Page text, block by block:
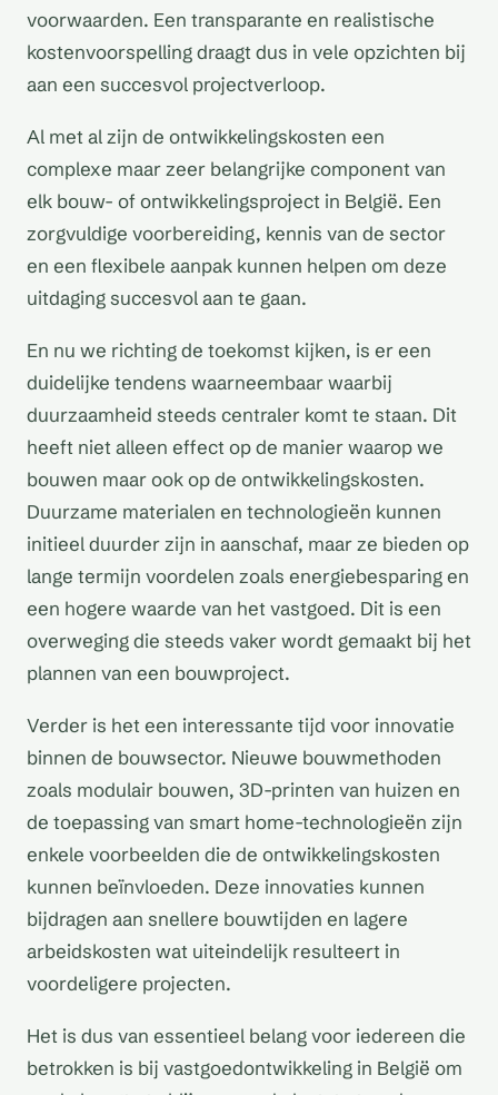
voorwaarden. Een transparante en realistische
kostenvoorspelling draagt dus in vele opzichten bij
aan een succesvol projectverloop.
Al met al zijn de ontwikkelingskosten een
complexe maar zeer belangrijke component van
elk bouw- of ontwikkelingsproject in België. Een
zorgvuldige voorbereiding, kennis van de sector
en een flexibele aanpak kunnen helpen om deze
uitdaging succesvol aan te gaan.
En nu we richting de toekomst kijken, is er een
duidelijke tendens waarneembaar waarbij
duurzaamheid steeds centraler komt te staan. Dit
heeft niet alleen effect op de manier waarop we
bouwen maar ook op de ontwikkelingskosten.
Duurzame materialen en technologieën kunnen
initieel duurder zijn in aanschaf, maar ze bieden op
lange termijn voordelen zoals energiebesparing en
een hogere waarde van het vastgoed. Dit is een
overweging die steeds vaker wordt gemaakt bij het
plannen van een bouwproject.
Verder is het een interessante tijd voor innovatie
binnen de bouwsector. Nieuwe bouwmethoden
zoals modulair bouwen, 3D-printen van huizen en
de toepassing van smart home-technologieën zijn
enkele voorbeelden die de ontwikkelingskosten
kunnen beïnvloeden. Deze innovaties kunnen
bijdragen aan snellere bouwtijden en lagere
arbeidskosten wat uiteindelijk resulteert in
voordeligere projecten.
Het is dus van essentieel belang voor iedereen die
betrokken is bij vastgoedontwikkeling in België om